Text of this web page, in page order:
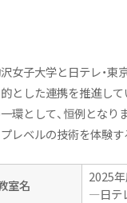
女子大学と日テレ・東
とした連携を推進して
環として、恒例となり
レベルの技術を体験
室名
2025
―日テ